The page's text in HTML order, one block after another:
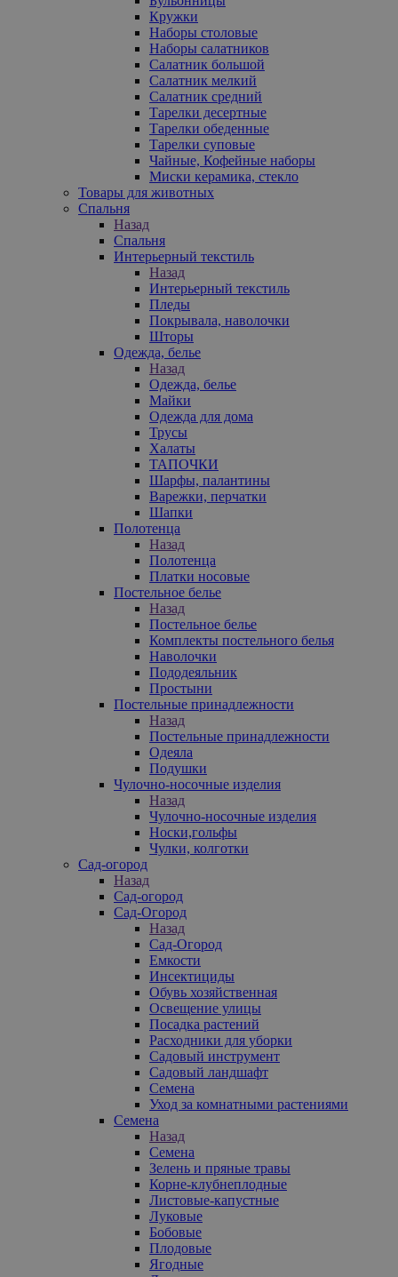
Кружки
Наборы столовые
Наборы салатников
Салатник большой
Салатник мелкий
Салатник средний
Тарелки десертные
Тарелки обеденные
Тарелки суповые
Чайные, Кофейные наборы
Миски керамика, стекло
Товары для животных
Спальня
Назад
Спальня
Интерьерный текстиль
Назад
Интерьерный текстиль
Пледы
Покрывала, наволочки
Шторы
Одежда, белье
Назад
Одежда, белье
Майки
Одежда для дома
Трусы
Халаты
ТАПОЧКИ
Шарфы, палантины
Варежки, перчатки
Шапки
Полотенца
Назад
Полотенца
Платки носовые
Постельное белье
Назад
Постельное белье
Комплекты постельного белья
Наволочки
Пододеяльник
Простыни
Постельные принадлежности
Назад
Постельные принадлежности
Одеяла
Подушки
Чулочно-носочные изделия
Назад
Чулочно-носочные изделия
Носки,гольфы
Чулки, колготки
Сад-огород
Назад
Сад-огород
Сад-Огород
Назад
Сад-Огород
Емкости
Инсектициды
Обувь хозяйственная
Освещение улицы
Посадка растений
Расходники для уборки
Садовый инструмент
Садовый ландшафт
Семена
Уход за комнатными растениями
Семена
Назад
Семена
Зелень и пряные травы
Корне-клубнеплодные
Листовые-капустные
Луковые
Бобовые
Плодовые
Ягодные